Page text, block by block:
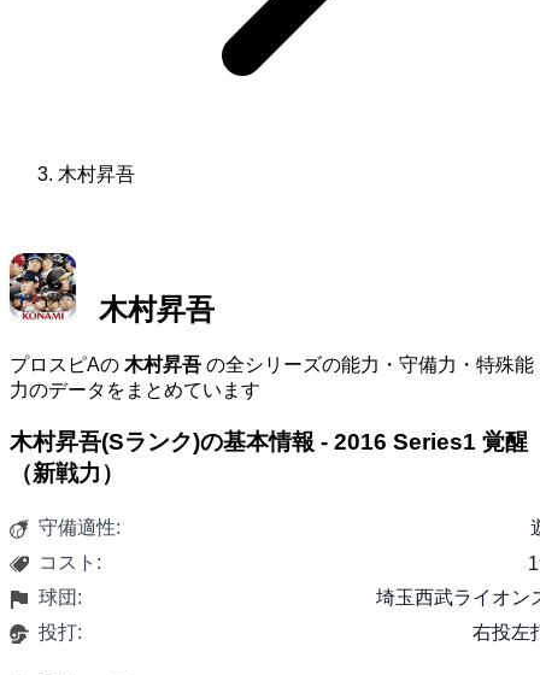
木村昇吾
木村昇吾
プロスピAの 木村昇吾 の全シリーズの能力・守備力・特殊能
力のデータをまとめています
木村昇吾(Sランク)の基本情報 - 2016 Series1 覚醒
（新戦力）
守備適性:
コスト:
球団:
埼玉西武ライオン
投打:
右投左